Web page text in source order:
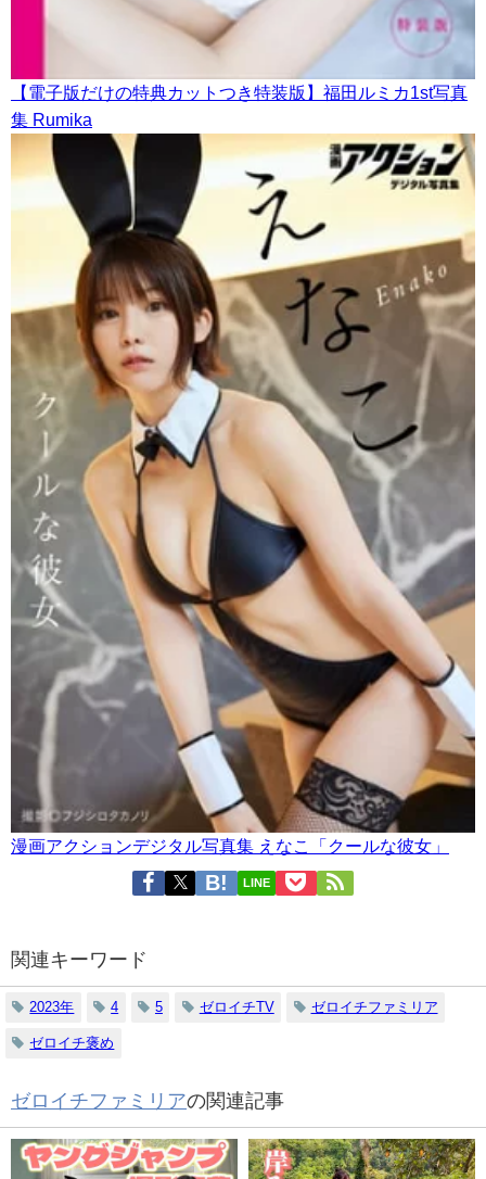
【電子版だけの特典カットつき特装版】福田ルミカ1st写真
集 Rumika
漫画アクションデジタル写真集 えなこ「クールな彼女」
LINE
関連キーワード
2023年 4 5 ゼロイチTV ゼロイチファミリア
ゼロイチ褒め
ゼロイチファミリアの関連記事